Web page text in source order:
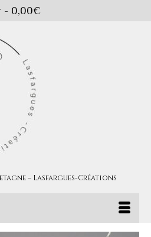
- 0,00€
– Lasfargues-Créations